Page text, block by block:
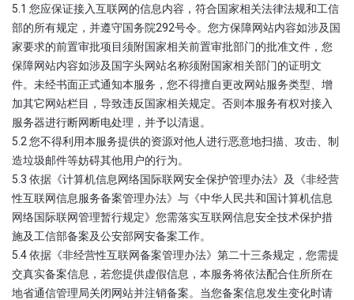
5.1 您应保证接入互联网的信息内容，符合国家相关法律法规和工信
部的所有规定，并遵守国务院292号令。您方保障网站内容如涉及国
家要求的前置审批项目须附国家相关前置审批部门的批准文件，您
保障网站内容如涉及国字头网站名称须附国家相关部门的证明文
件。未经书面正式通知本服务，您不得擅自更改网站服务类型、增
加其它网站栏目，导致违反国家相关规定。否则本服务有权对接入
服务器进行断网断电处理，并予以清退。
5.2 您不得利用本服务提供的资源对他人进行恶意地扫描、攻击、制
造垃圾邮件等妨碍其他用户的行为。
5.3 依据《计算机信息网络国际联网安全保护管理办法》及《非经营
性互联网信息服务备案管理办法》与《中华人民共和国计算机信息
网络国际联网管理暂行规定》您需落实互联网信息安全技术保护措
施及工信部备案及公安部网安备案工作。
5.4 依据《非经营性互联网备案管理办法》第二十三条规定，您需提
交真实备案信息，若您提供虚假信息，本服务将依法配合住所所在
地省通信管理局关闭网站并注销备案。当您备案信息发生变化时请